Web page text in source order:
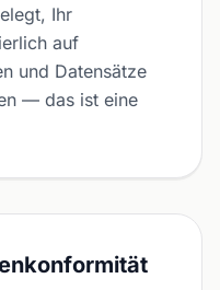
Ihr
auf
und Datensätze
— das ist eine